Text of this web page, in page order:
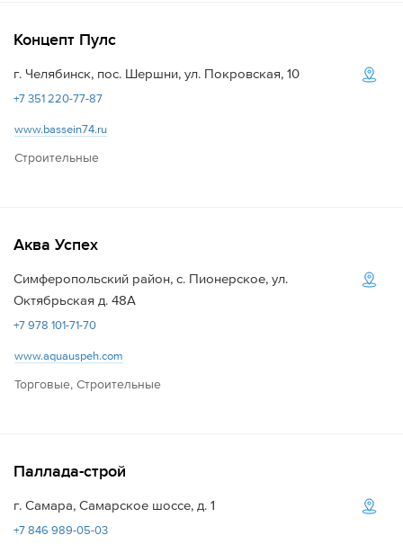
Концепт Пулс
г. Челябинск, пос. Шершни, ул. Покровская, 10
+7 351 220-77-87
www.bassein74.ru
Строительные
Аква Успех
Симферопольский район, с. Пионерское, ул.
Октябрьская д. 48А
+7 978 101-71-70
www.aquauspeh.com
Торговые, Строительные
Паллада-строй
г. Самара, Самарское шоссе, д. 1
+7 846 989-05-03